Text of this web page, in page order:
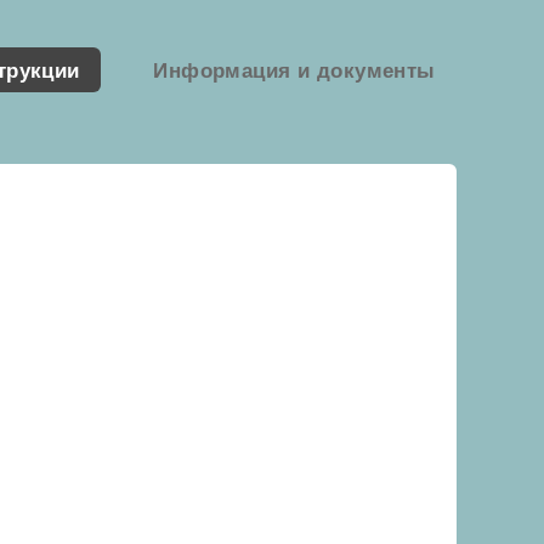
Информация и документы